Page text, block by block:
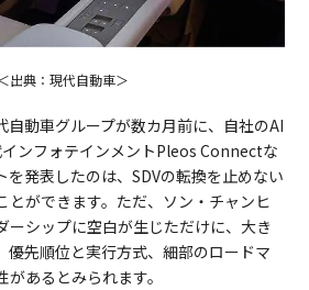
出典：現代自動車＞
自動車グループが数カ月前に、自社のAI
ンフォテインメントPleos Connectな
を発表したのは、SDVの転換を止めない
とができます。ただ、ソン・チャンヒ
ーシップに空白が生じただけに、大き
優先順位と実行方式、細部のロードマ
あるとみられます。